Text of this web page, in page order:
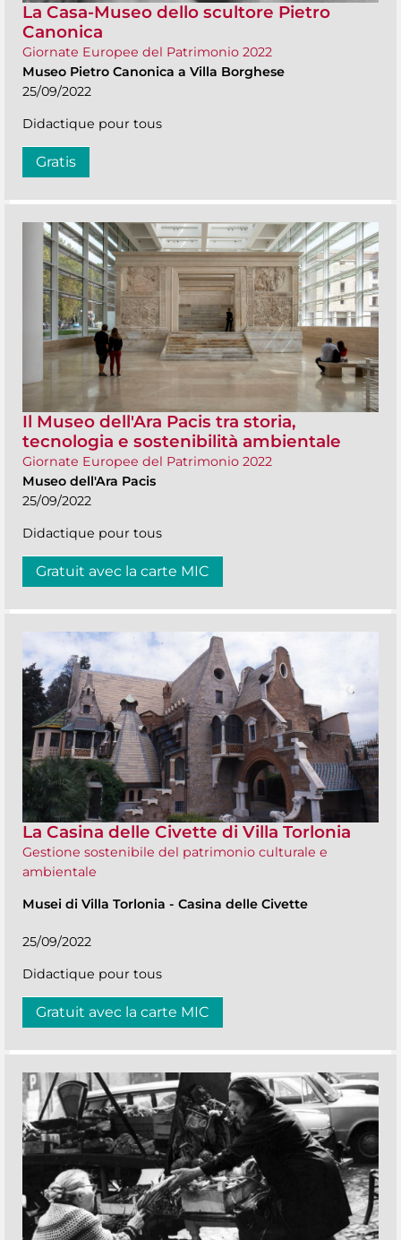
La Casa-Museo dello scultore Pietro
Canonica
Giornate Europee del Patrimonio 2022
Museo Pietro Canonica a Villa Borghese
25/09/2022
Didactique pour tous
Gratis
Il Museo dell'Ara Pacis tra storia,
tecnologia e sostenibilità ambientale
Giornate Europee del Patrimonio 2022
Museo dell'Ara Pacis
25/09/2022
Didactique pour tous
Gratuit avec la carte MIC
La Casina delle Civette di Villa Torlonia
Gestione sostenibile del patrimonio culturale e
ambientale
Musei di Villa Torlonia - Casina delle Civette
25/09/2022
Didactique pour tous
Gratuit avec la carte MIC